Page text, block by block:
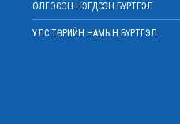
ОЛГОСОН НЭГДСЭН БҮРТГЭЛ
УЛС ТӨРИЙН НАМЫН БҮРТГЭЛ